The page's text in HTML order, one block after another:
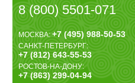
8 (800) 5501-071
МОСКВА:+7 (495) 988-50-53
САНКТ-ПЕТЕРБУРГ:
+7 (812) 643-55-53
РОСТОВ-НА-ДОНУ:
+7 (863) 299-04-94